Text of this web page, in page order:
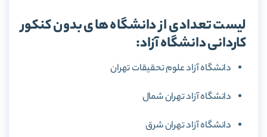
لیست تعدادی از دانشگاه های بدون کنکور
کاردانی دانشگاه آزاد:
دانشگاه آزاد علوم تحقیقات تهران
دانشگاه آزاد تهران شمال
دانشگاه آزاد تهران شرق